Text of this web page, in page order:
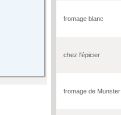
fromage blanc
chez l'épicier
fromage de Munster